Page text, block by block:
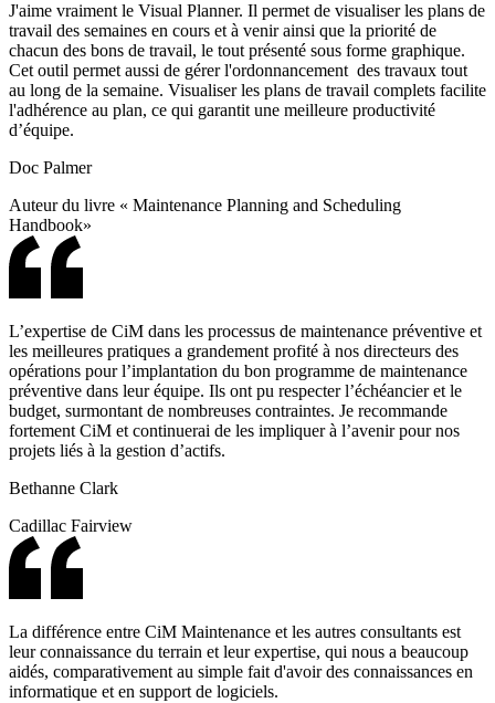
J'aime vraiment le Visual Planner. Il permet de visualiser les plans de
travail des semaines en cours et à venir ainsi que la priorité de
chacun des bons de travail, le tout présenté sous forme graphique.
Cet outil permet aussi de gérer l'ordonnancement des travaux tout
au long de la semaine. Visualiser les plans de travail complets facilite
l'adhérence au plan, ce qui garantit une meilleure productivité
d’équipe.
Doc Palmer
Auteur du livre « Maintenance Planning and Scheduling
Handbook»
L’expertise de CiM dans les processus de maintenance préventive et
les meilleures pratiques a grandement profité à nos directeurs des
opérations pour l’implantation du bon programme de maintenance
préventive dans leur équipe. Ils ont pu respecter l’échéancier et le
budget, surmontant de nombreuses contraintes. Je recommande
fortement CiM et continuerai de les impliquer à l’avenir pour nos
projets liés à la gestion d’actifs.
Bethanne Clark
Cadillac Fairview
La différence entre CiM Maintenance et les autres consultants est
leur connaissance du terrain et leur expertise, qui nous a beaucoup
aidés, comparativement au simple fait d'avoir des connaissances en
informatique et en support de logiciels.